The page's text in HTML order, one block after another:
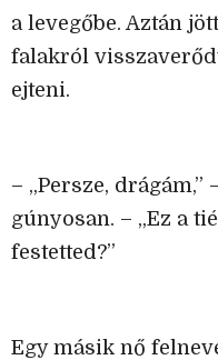
a levegőbe. Aztán
falakról
ejteni.
– „Persze,
gúnyosan. – „Ez a
festetted?”
Egy másik nő